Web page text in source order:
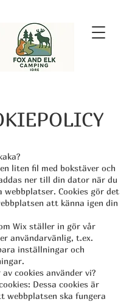
liten fil med bokstäver och
ner till din dator när du
webbplatser. Cookies gör det
att känna igen din
Wix ställer in gör vår
användarvänlig, t.ex.
inställningar och
cookies använder vi?
Dessa cookies är
webbplatsen ska fungera